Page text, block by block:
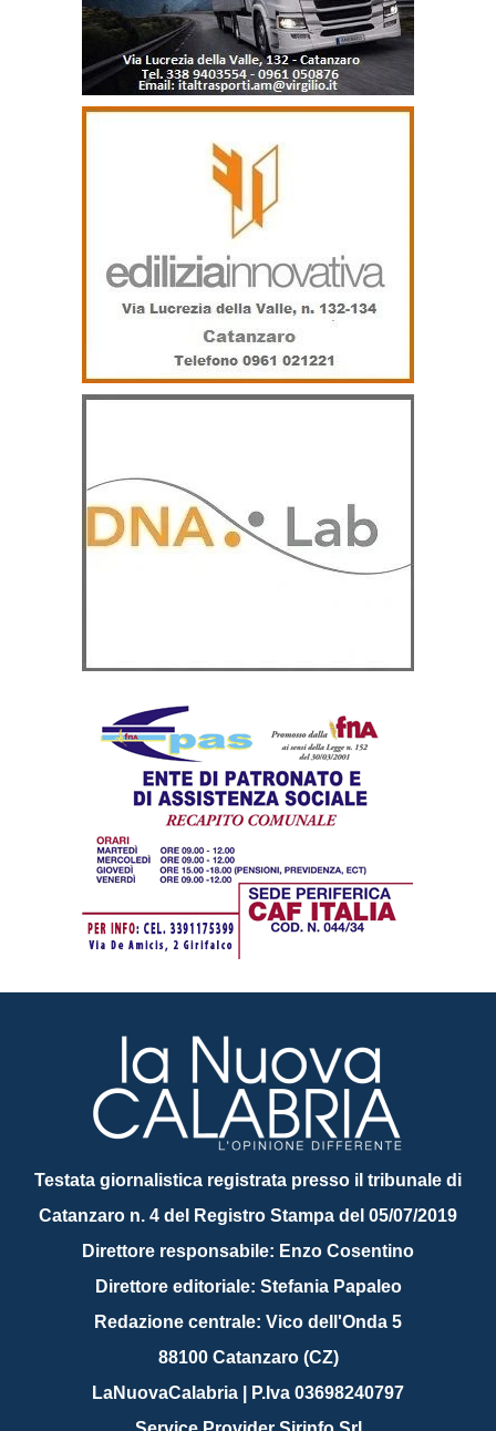
Testata giornalistica registrata presso il tribunale di
Catanzaro n. 4 del Registro Stampa del 05/07/2019
Direttore responsabile: Enzo Cosentino
Direttore editoriale: Stefania Papaleo
Redazione centrale: Vico dell'Onda 5
88100 Catanzaro (CZ)
LaNuovaCalabria | P.Iva 03698240797